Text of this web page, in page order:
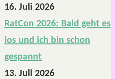
16. Juli 2026
RatCon 2026: Bald geht es
los und ich bin schon
gespannt
13. Juli 2026